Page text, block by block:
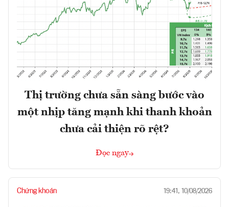
Thị trường chưa sẵn sàng bước vào
một nhịp tăng mạnh khi thanh khoản
chưa cải thiện rõ rệt?
Đọc ngay
Chứng khoán 19:41, 10/08/2026